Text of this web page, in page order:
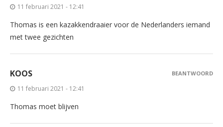
11 februari 2021 - 12:41
Thomas is een kazakkendraaier voor de Nederlanders iemand
met twee gezichten
KOOS
11 februari 2021 - 12:41
Thomas moet blijven
BEANTWOORD